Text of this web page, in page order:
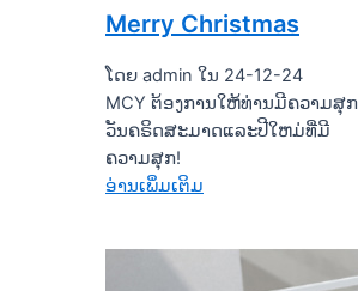
Merry Christmas
ໂດຍ admin ໃນ 24-12-24
MCY ຕ້ອງການໃຫ້ທ່ານມີຄວາມສຸກ
ວັນຄຣິດສະມາດແລະປີໃຫມ່ທີ່ມີ
ຄວາມສຸກ!
ອ່ານເພິ່ມເຕິມ